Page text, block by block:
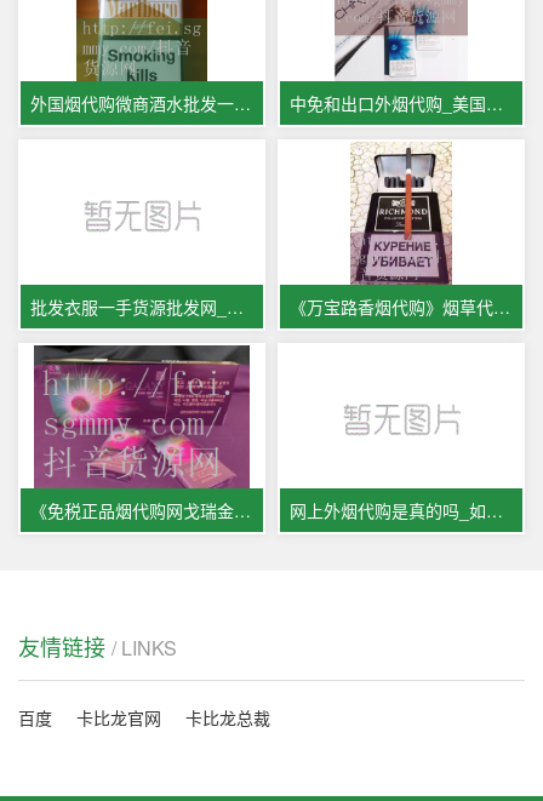
外国烟代购微商酒水批发一手货源 中免和出口外烟代购_美国留学生
批发衣服一手货源批发网_李玲蔚 《万宝路香烟代购》烟草代购平台
《免税正品烟代购网戈瑞金是真的 网上外烟代购是真的吗_如何代购
友情链接 / LINKS
百度 卡比龙官网 卡比龙总裁